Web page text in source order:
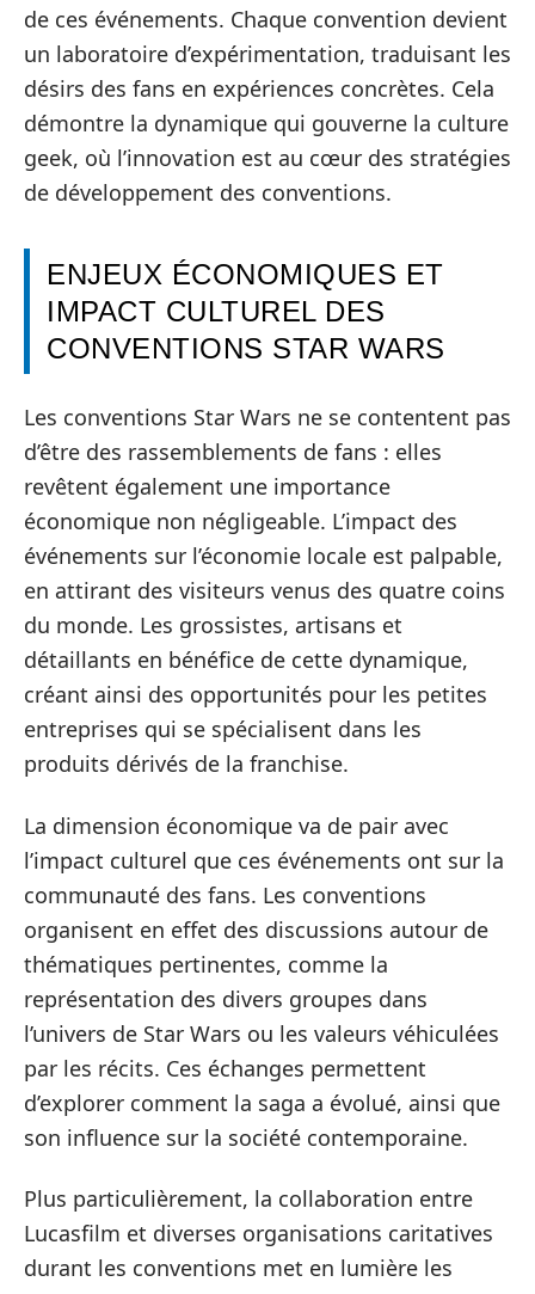
de ces événements. Chaque convention devient
un laboratoire d’expérimentation, traduisant les
désirs des fans en expériences concrètes. Cela
démontre la dynamique qui gouverne la culture
geek, où l’innovation est au cœur des stratégies
de développement des conventions.
ENJEUX ÉCONOMIQUES ET
IMPACT CULTUREL DES
CONVENTIONS STAR WARS
Les conventions Star Wars ne se contentent pas
d’être des rassemblements de fans : elles
revêtent également une importance
économique non négligeable. L’impact des
événements sur l’économie locale est palpable,
en attirant des visiteurs venus des quatre coins
du monde. Les grossistes, artisans et
détaillants en bénéfice de cette dynamique,
créant ainsi des opportunités pour les petites
entreprises qui se spécialisent dans les
produits dérivés de la franchise.
La dimension économique va de pair avec
l’impact culturel que ces événements ont sur la
communauté des fans. Les conventions
organisent en effet des discussions autour de
thématiques pertinentes, comme la
représentation des divers groupes dans
l’univers de Star Wars ou les valeurs véhiculées
par les récits. Ces échanges permettent
d’explorer comment la saga a évolué, ainsi que
son influence sur la société contemporaine.
Plus particulièrement, la collaboration entre
Lucasfilm et diverses organisations caritatives
durant les conventions met en lumière les